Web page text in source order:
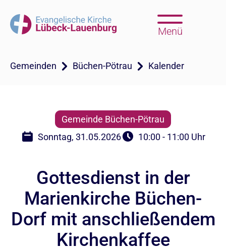
Menü
Gemeinden Büchen-Pötrau Kalender
Gemeinde Büchen-Pötrau
Sonntag, 31.05.2026
10:00 - 11:00 Uhr
Gottesdienst in der
Marienkirche Büchen-
Dorf mit anschließendem
Kirchenkaffee